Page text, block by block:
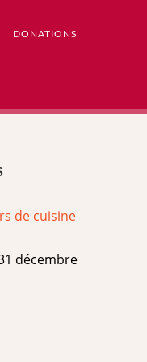
DONATIONS
de cuisine
décembre